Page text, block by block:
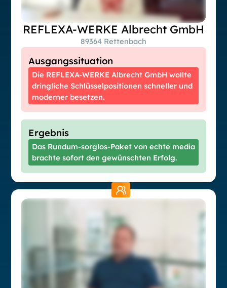
Ausgangssituation
Die REFLEXA-WERKE Albrecht GmbH wollte
dringliche Schlüsselpositionen schneller und
moderner besetzen.
Ergebnis
Das Rundum-sorglos-Paket von echte media
brachte sofort den gewünschten Erfolg.
REFLEXA-WERKE Albrecht GmbH
89364 Rettenbach